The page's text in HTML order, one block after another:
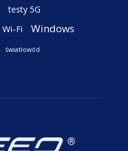
testy 5G
Wi-Fi Windows
światłowód